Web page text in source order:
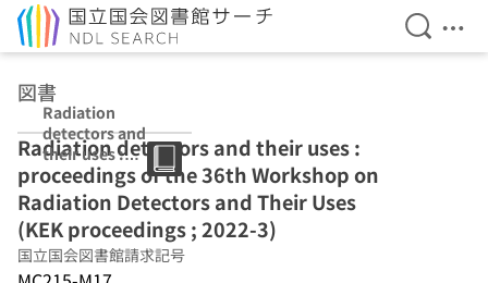
検索を
メ
図書
Radiation
detectors and
their uses :
proceedings of
the 36th
Workshop on
Radiation
Detectors and
Their Uses (KEK
Radiation detectors and their uses :
proceedings of the 36th Workshop on
Radiation Detectors and Their Uses
(KEK proceedings ; 2022-3)
国立国会図書館請求記号